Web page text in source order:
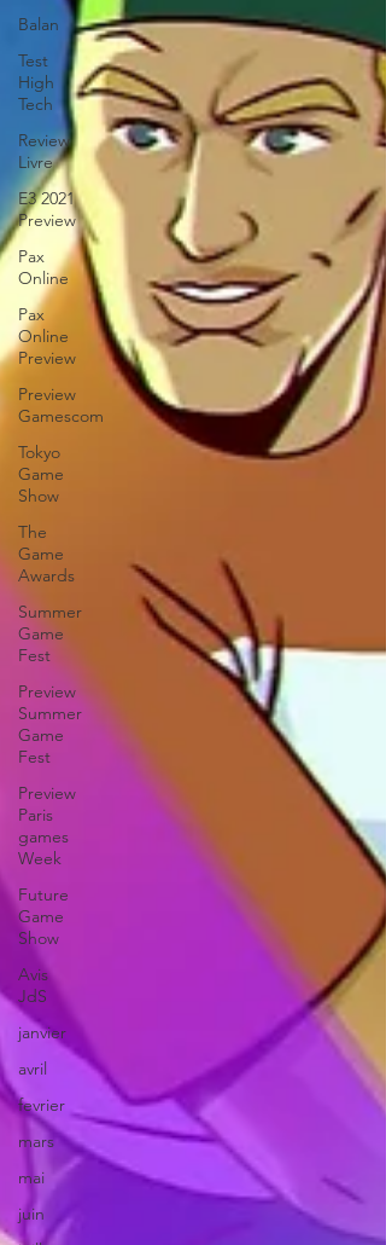
Balan
Test
High
Tech
Review
Livre
E3 2021
Preview
Pax
Online
Pax
Online
Preview
Preview
Gamescom
Tokyo
Game
Show
The
Game
Awards
Summer
Game
Fest
Preview
Summer
Game
Fest
Preview
Paris
games
Week
Future
Game
Show
Avis
JdS
janvier
avril
fevrier
mars
mai
juin